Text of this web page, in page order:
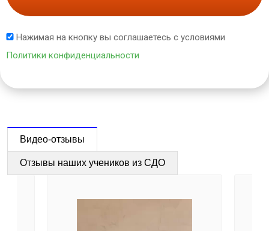
Нажимая на кнопку вы соглашаетесь с условиями
Политики конфиденциальности
Видео-отзывы
Отзывы наших учеников из СДО